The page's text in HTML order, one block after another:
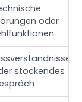
oder
stockendes